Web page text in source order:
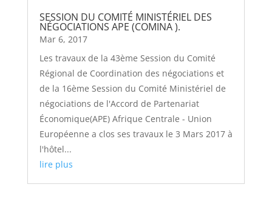
SESSION DU COMITÉ MINISTÉRIEL DES
NÉGOCIATIONS APE (COMINA ).
Mar 6, 2017
Les travaux de la 43ème Session du Comité
Régional de Coordination des négociations et
de la 16ème Session du Comité Ministériel de
négociations de l'Accord de Partenariat
Économique(APE) Afrique Centrale - Union
Européenne a clos ses travaux le 3 Mars 2017 à
l'hôtel...
lire plus